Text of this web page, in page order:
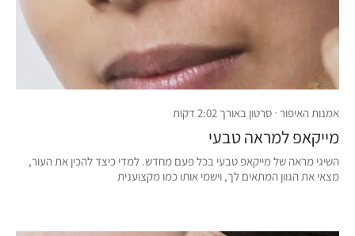
אמנות האיפור · סרטון באורך 2:02 דקות
מייקאפ למראה טבעי
השיגי מראה של מייקאפ טבעי בכל פעם מחדש. למדי כיצד להכין את העור,
מצאי את הגוון המתאים לך, וישמי אותו כמו מקצוענית